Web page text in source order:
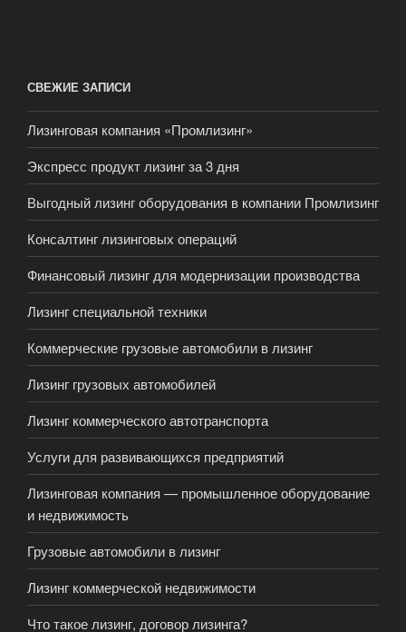
СВЕЖИЕ ЗАПИСИ
Лизинговая компания «Промлизинг»
Экспресс продукт лизинг за 3 дня
Выгодный лизинг оборудования в компании Промлизинг
Консалтинг лизинговых операций
Финансовый лизинг для модернизации производства
Лизинг специальной техники
Коммерческие грузовые автомобили в лизинг
Лизинг грузовых автомобилей
Лизинг коммерческого автотранспорта
Услуги для развивающихся предприятий
Лизинговая компания — промышленное оборудование
и недвижимость
Грузовые автомобили в лизинг
Лизинг коммерческой недвижимости
Что такое лизинг, договор лизинга?